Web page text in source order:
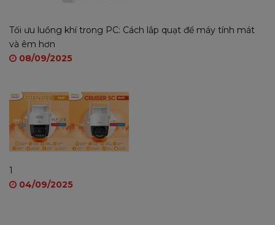
Tối ưu luồng khí trong PC: Cách lắp quạt để máy tính mát
và êm hơn
08/09/2025
1
04/09/2025